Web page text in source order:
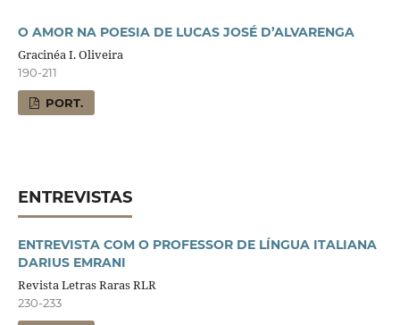
O AMOR NA POESIA DE LUCAS JOSÉ D’ALVARENGA
Gracinéa I. Oliveira
190-211
PORT.
ENTREVISTAS
ENTREVISTA COM O PROFESSOR DE LÍNGUA ITALIANA
DARIUS EMRANI
Revista Letras Raras RLR
230-233